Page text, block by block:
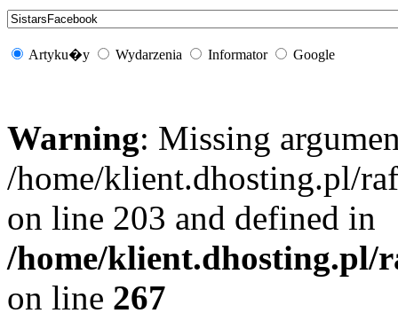
Artyku�y Wydarzenia Informator Google
Warning: Missing
/home/klient.dhosting.pl/
on line 203 and defined in
/home/klient.dhosting.pl/
on line 267